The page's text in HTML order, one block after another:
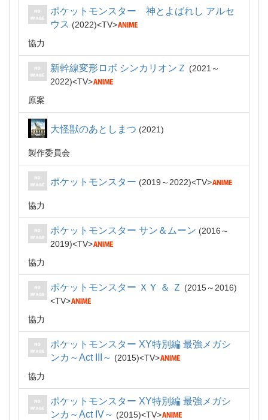
ポケットモンスター 神とよばれし アルセ
ウス
2022
TV
協力
新幹線変形ロボ シンカリオンＺ
2021～
2022
TV
原案
大怪獣のあとしまつ 2021
製作委員会
ポケットモンスター 2019～2022 TV
協力
ポケットモンスター サン＆ムーン
2016～
2019
TV
協力
ポケットモンスター ＸＹ ＆ Ｚ
2015～2016
TV
協力
ポケットモンスター XY特別編 最強メガシ
ンカ～Act III～
2015
TV
協力
ポケットモンスター XY特別編 最強メガシ
ンカ～Act IV～
2015
TV